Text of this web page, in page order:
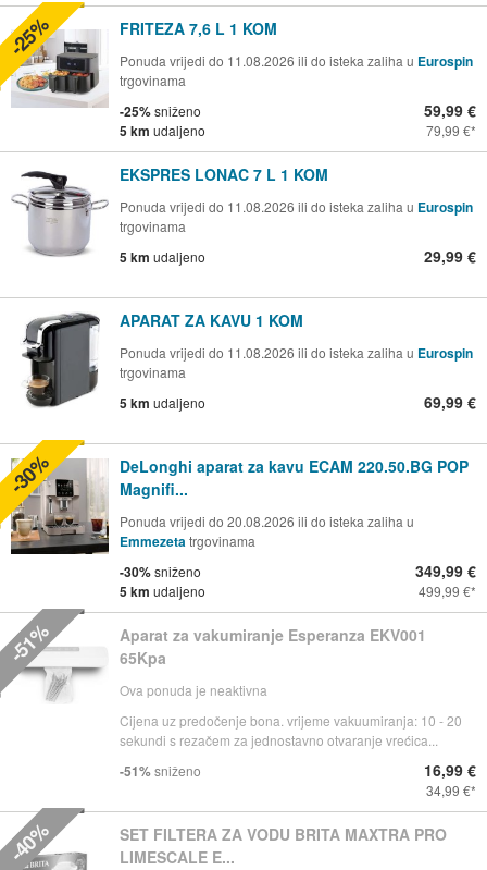
FRITEZA 7,6 L 1 KOM
Ponuda vrijedi do 11.08.2026 ili do isteka zaliha u Eurospin
trgovinama
-25%sniženo
5 km udaljeno
59,99 €
79,99 €
-25%
EKSPRES LONAC 7 L 1 KOM
Ponuda vrijedi do 11.08.2026 ili do isteka zaliha u Eurospin
trgovinama
5 km udaljeno 29,99 €
APARAT ZA KAVU 1 KOM
Ponuda vrijedi do 11.08.2026 ili do isteka zaliha u Eurospin
trgovinama
5 km udaljeno 69,99 €
DeLonghi aparat za kavu ECAM 220.50.BG POP
Magnifi...
Ponuda vrijedi do 20.08.2026 ili do isteka zaliha u
Emmezetatrgovinama
-30%sniženo
5 km udaljeno
349,99 €
499,99 €
-30%
Aparat za vakumiranje Esperanza EKV001
65Kpa
Ova ponuda je neaktivna
Cijena uz predočenje bona. vrijeme vakuumiranja: 10 - 20
sekundi s rezačem za jednostavno otvaranje vrećica...
-51%sniženo 16,99 €
34,99 €
-51%
SET FILTERA ZA VODU BRITA MAXTRA PRO
LIMESCALE E...
-40%